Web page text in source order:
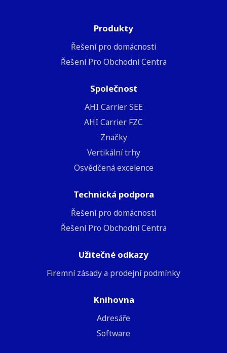
Produkty
Řešení pro domácnosti
Řešení Pro Obchodní Centra
Společnost
ΑΗΙ Carrier SEE
AHI Carrier FZC
Značky
Vertikální trhy
Osvědčená excelence
Technická podpora
Řešení pro domácnosti
Řešení Pro Obchodní Centra
Užitečné odkazy
Firemní zásady a prodejní podmínky
Knihovna
Adresáře
Software